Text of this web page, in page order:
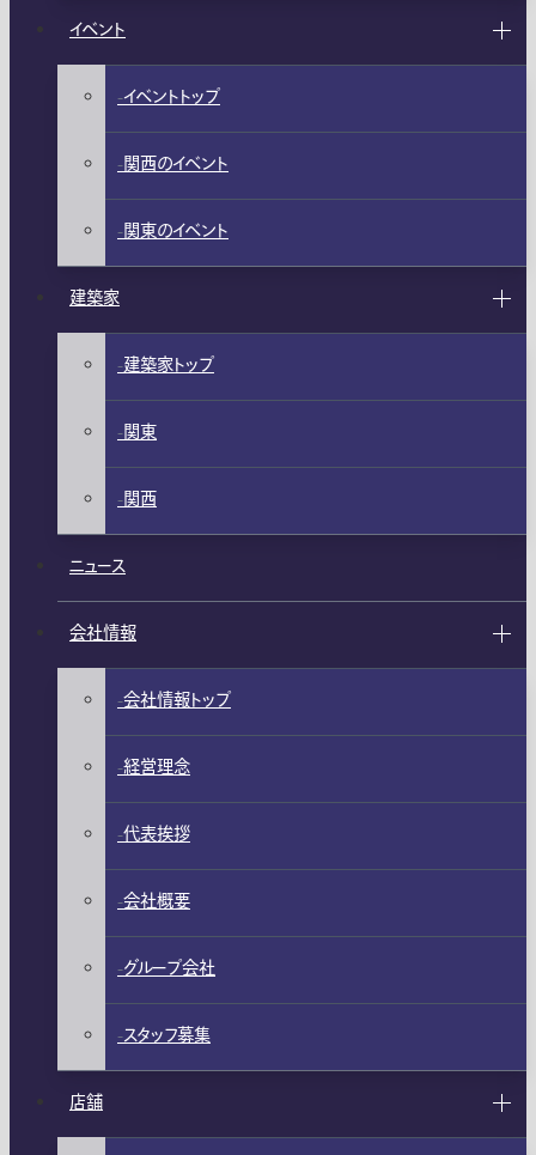
イベント
イベントトップ
関西のイベント
関東のイベント
建築家
建築家トップ
関東
関西
ニュース
会社情報
会社情報トップ
経営理念
代表挨拶
会社概要
グループ会社
スタッフ募集
店舗